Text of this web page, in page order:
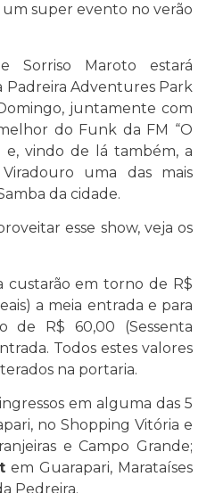
um super evento no verão
Sorriso Maroto estará
Padreira Adventures Park
juntamente com
do Funk da FM “O
e, vindo de lá também, a
uma das mais
da cidade.
esse show, veja os
custarão em torno de R$
a meia entrada e para
de R$ 60,00 (Sessenta
Todos estes valores
na portaria.
em alguma das 5
no Shopping Vitória e
e Campo Grande;
em Guarapari, Marataíses
Pedreira.